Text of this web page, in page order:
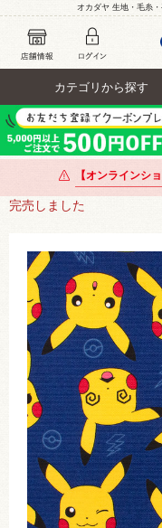
オカダヤ 生地・毛糸
カテゴリから探す
【オンラインシ
完売しました